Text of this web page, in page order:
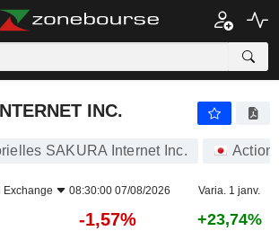
INC.
INC.
SAKURA Internet Inc.
Exchange 08:30:00 07/08/2026 Varia. 1 janv.
-1,57% +23,74%